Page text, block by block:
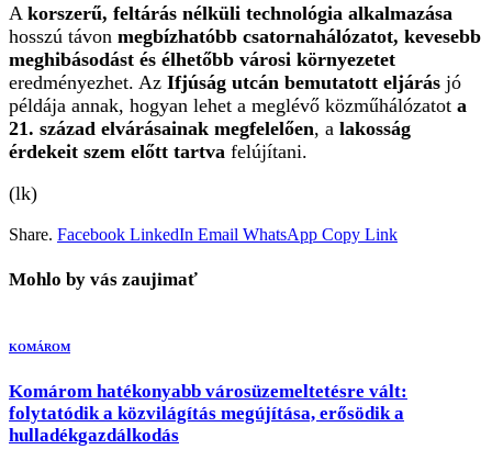
A korszerű, feltárás nélküli technológia alkalmazása
hosszú távon megbízhatóbb csatornahálózatot, kevesebb
meghibásodást és élhetőbb városi környezetet
eredményezhet. Az Ifjúság utcán bemutatott eljárás jó
példája annak, hogyan lehet a meglévő közműhálózatot a
21. század elvárásainak megfelelően, a lakosság
érdekeit szem előtt tartva felújítani.
(lk)
Share. Facebook LinkedIn Email WhatsApp Copy Link
Mohlo by vás zaujimať
KOMÁROM
Komárom hatékonyabb városüzemeltetésre vált:
folytatódik a közvilágítás megújítása, erősödik a
hulladékgazdálkodás